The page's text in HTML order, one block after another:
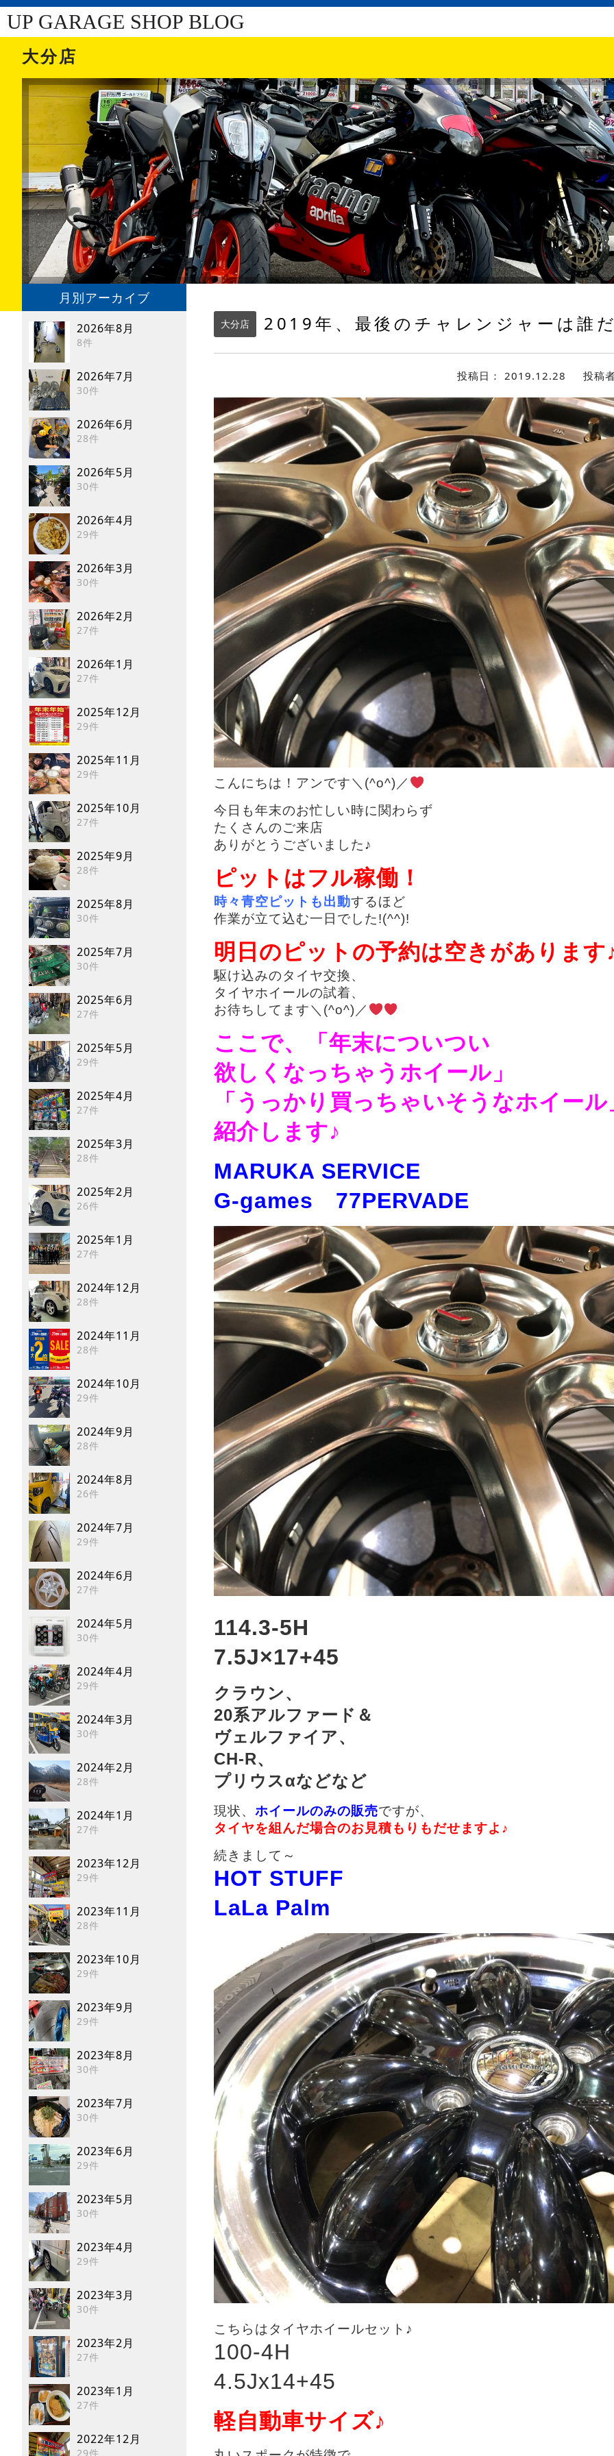
UP GARAGE SHOP BLOG
大分店
月別アーカイブ
2026年8月
8件
2026年7月
30件
2026年6月
28件
2026年5月
30件
2026年4月
29件
2026年3月
30件
2026年2月
27件
2026年1月
27件
2025年12月
29件
2025年11月
29件
2025年10月
27件
2025年9月
28件
2025年8月
30件
2025年7月
30件
2025年6月
27件
2025年5月
29件
2025年4月
27件
2025年3月
28件
2025年2月
26件
2025年1月
27件
2024年12月
28件
2024年11月
28件
2024年10月
29件
2024年9月
28件
2024年8月
26件
2024年7月
29件
2024年6月
27件
2024年5月
30件
2024年4月
29件
2024年3月
30件
2024年2月
28件
2024年1月
27件
2023年12月
29件
2023年11月
28件
2023年10月
29件
2023年9月
29件
2023年8月
30件
2023年7月
30件
2023年6月
29件
2023年5月
30件
2023年4月
29件
2023年3月
30件
2023年2月
27件
2023年1月
27件
2022年12月
29件
大分店 2019年、最後のチャレンジャーは誰
投稿日： 2019.12.28 投稿
こんにちは！アンです＼(^o^)／
今日も年末のお忙しい時に関わらず
たくさんのご来店
ありがとうございました♪
ピットはフル稼働！
時々青空ピットも出動するほど
作業が立て込む一日でした!(^^)!
明日のピットの予約は空きがあります
駆け込みのタイヤ交換、
タイヤホイールの試着、
お待ちしてます＼(^o^)／
ここで、「年末についつい
欲しくなっちゃうホイール」
「うっかり買っちゃいそうなホイール
紹介します♪
MARUKA SERVICE
G-games 77PERVADE
114.3-5H
7.5J×17+45
クラウン、
20系アルファード＆
ヴェルファイア、
CH-R、
プリウスαなどなど
現状、 ホイールのみの販売ですが、
タイヤを組んだ場合のお見積もりもだせますよ♪
続きまして～
HOT STUFF
LaLa Palm
こちらはタイヤホイールセット♪
100-4H
4.5Jx14+45
軽自動車サイズ♪